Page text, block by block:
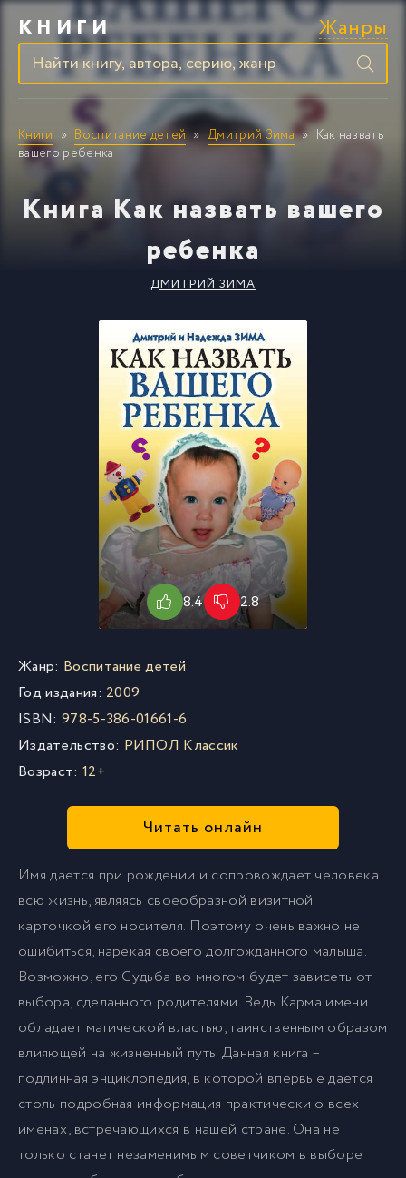
КНИГИ Жанры
Книги Воспитание детей Дмитрий Зима
Как назвать
вашего ребенка
Книга Как назвать вашего
ребенка
ДМИТРИЙ ЗИМА
8.4 2.8
Жанр: Воспитание детей
Год издания: 2009
ISBN: 978-5-386-01661-6
Издательство: РИПОЛ Классик
Возраст: 12+
Читать онлайн
Имя дается при рождении и сопровождает человека
всю жизнь, являясь своеобразной визитной
карточкой его носителя. Поэтому очень важно не
ошибиться, нарекая своего долгожданного малыша.
Возможно, его Cудьба во многом будет зависеть от
выбора, сделанного родителями. Ведь Карма имени
обладает магической властью, таинственным образом
влияющей на жизненный путь. Данная книга –
подлинная энциклопедия, в которой впервые дается
столь подробная информация практически о всех
именах, встречающихся в нашей стране. Она не
только станет незаменимым советчиком в выборе